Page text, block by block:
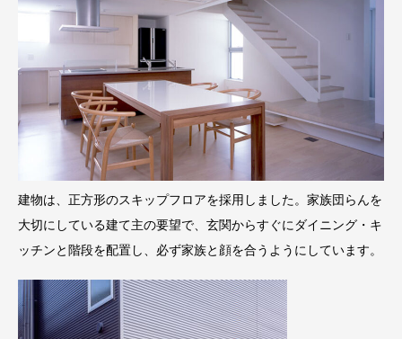
建物は、正方形のスキップフロアを採用しました。家族団らんを
大切にしている建て主の要望で、玄関からすぐにダイニング・キ
ッチンと階段を配置し、必ず家族と顔を合うようにしています。